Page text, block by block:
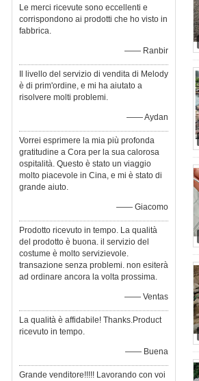
Le merci ricevute sono eccellenti e
corrispondono ai prodotti che ho visto in
fabbrica.
—— Ranbir
Il livello del servizio di vendita di Melody
è di prim'ordine, e mi ha aiutato a
risolvere molti problemi.
—— Aydan
Vorrei esprimere la mia più profonda
gratitudine a Cora per la sua calorosa
ospitalità. Questo è stato un viaggio
molto piacevole in Cina, e mi è stato di
grande aiuto.
—— Giacomo
Prodotto ricevuto in tempo. La qualità
del prodotto è buona. il servizio del
costume è molto servizievole.
transazione senza problemi. non esiterà
ad ordinare ancora la volta prossima.
—— Ventas
La qualità è affidabile! Thanks.Product
ricevuto in tempo.
—— Buena
Grande venditore!!!!! Lavorando con voi